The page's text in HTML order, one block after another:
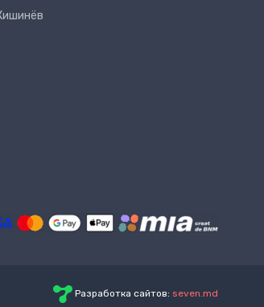
Разработка сайтов: seven.md